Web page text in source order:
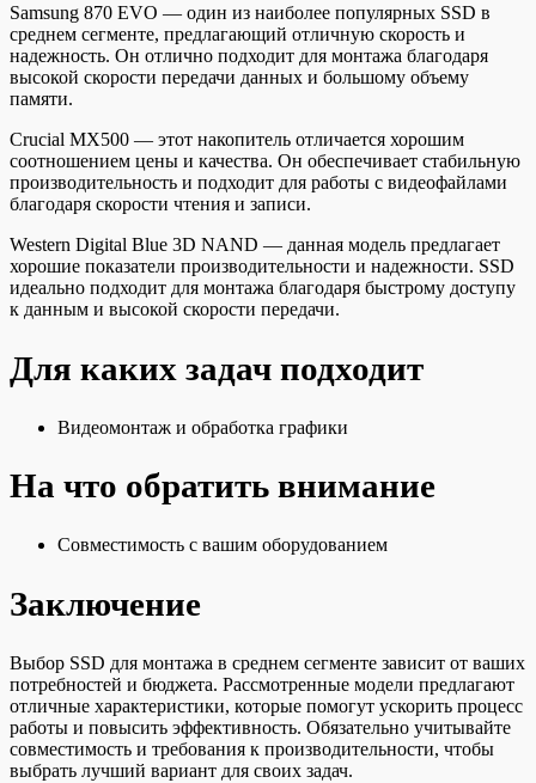
Samsung 870 EVO — один из наиболее популярных SSD в
среднем сегменте, предлагающий отличную скорость и
надежность. Он отлично подходит для монтажа благодаря
высокой скорости передачи данных и большому объему
памяти.
Crucial MX500 — этот накопитель отличается хорошим
соотношением цены и качества. Он обеспечивает стабильную
производительность и подходит для работы с видеофайлами
благодаря скорости чтения и записи.
Western Digital Blue 3D NAND — данная модель предлагает
хорошие показатели производительности и надежности. SSD
идеально подходит для монтажа благодаря быстрому доступу
к данным и высокой скорости передачи.
Для каких задач подходит
Видеомонтаж и обработка графики
На что обратить внимание
Совместимость с вашим оборудованием
Заключение
Выбор SSD для монтажа в среднем сегменте зависит от ваших
потребностей и бюджета. Рассмотренные модели предлагают
отличные характеристики, которые помогут ускорить процесс
работы и повысить эффективность. Обязательно учитывайте
совместимость и требования к производительности, чтобы
выбрать лучший вариант для своих задач.